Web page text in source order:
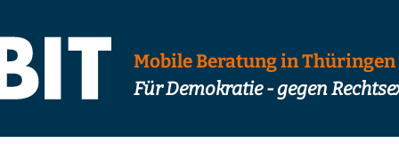
Mobile Beratung in Thüringen
Für Demokratie - gegen